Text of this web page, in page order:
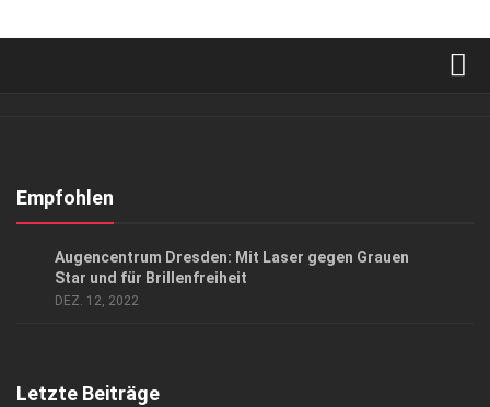
Kontakt, Impressum
Empfohlen
Augen­centrum Dresden: Mit Laser gegen Grauen
Star und für Brillenfreiheit
DEZ. 12, 2022
Letzte Beiträge